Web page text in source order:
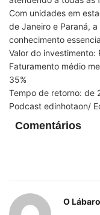
Com unidades em
de Janeiro e Paraná,
conhecimento
Valor do investimento:
Faturamento médio
35%
Tempo de retorno: de
Podcast edinhotaon/
Comentários
O Lábaro